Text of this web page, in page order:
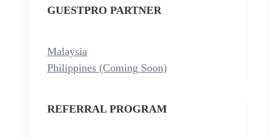
GUESTPRO PARTNER
Malaysia
Philippines (Coming Soon)
REFERRAL PROGRAM